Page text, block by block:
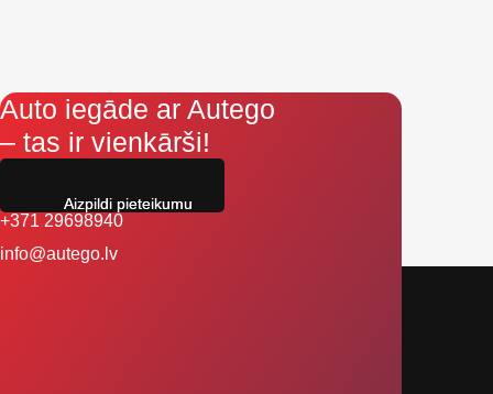
Auto iegāde ar Autego
– tas ir vienkārši!
+371 29698940
info@autego.lv